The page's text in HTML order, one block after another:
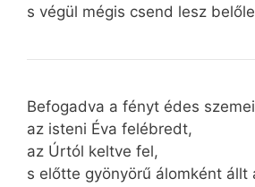
s végül mégis csend lesz
Befogadva a fényt édes
az isteni Éva felébredt,
az Úrtól keltve fel,
s előtte gyönyörű álomként állt